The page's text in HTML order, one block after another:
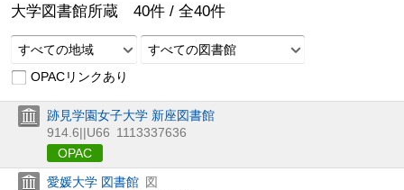
大学図書館所蔵 40件 / 全40件
すべての地域
すべての図書館
OPACリンクあり
跡見学園女子大学 新座図書館
914.6||U66 1113337636
OPAC
愛媛大学 図書館 図